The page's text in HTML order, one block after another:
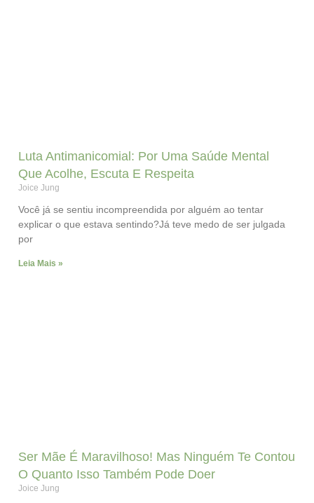
Luta Antimanicomial: Por Uma Saúde Mental
Que Acolhe, Escuta E Respeita
Joice Jung
Você já se sentiu incompreendida por alguém ao tentar
explicar o que estava sentindo?Já teve medo de ser julgada
por
Leia Mais »
Ser Mãe É Maravilhoso! Mas Ninguém Te Contou
O Quanto Isso Também Pode Doer
Joice Jung